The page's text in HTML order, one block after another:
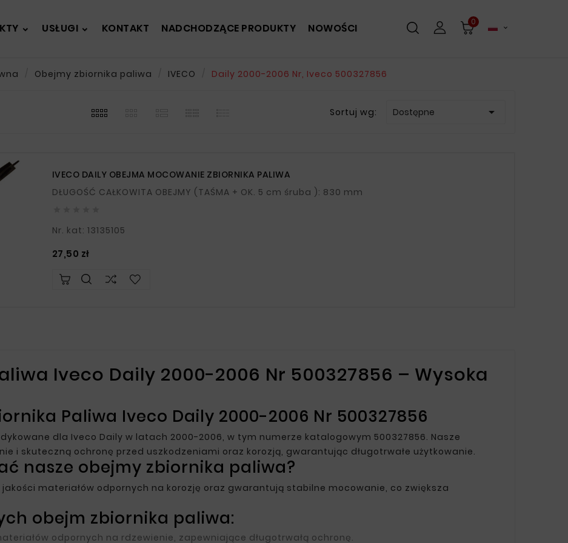
USŁUGI KONTAKT NADCHODZĄCE PRODUKTY NOWOŚCI 0

Obejmy zbiornika paliwa IVECO Daily 2000-2006 Nr, Iveco 500327856
Sortuj wg: Dostępne 
IVECO DAILY OBEJMA MOCOWANIE ZBIORNIKA PALIWA
DŁUGOŚĆ CAŁKOWITA OBEJMY (TAŚMA + OK. 5 cm śruba ): 830 mm
Nr. kat: 13135105
27,50 złCena
Iveco Daily 2000-2006 Nr 500327856 – Wysoka
Paliwa Iveco Daily 2000-2006 Nr 500327856
dla Iveco Daily w latach 2000-2006, w tym numerze katalogowym 500327856. Nasze
i skuteczną ochronę przed uszkodzeniami oraz korozją, gwarantując długotrwałe użytkowanie.
nasze obejmy zbiornika paliwa?
jakości materiałów odpornych na korozję oraz gwarantują stabilne mocowanie, co zwiększa
obejm zbiornika paliwa:
odpornych na rdzewienie, zapewniające długotrwałą ochronę.